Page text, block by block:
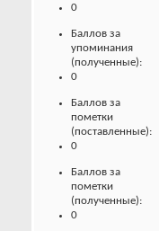
0
Баллов за
упоминания
(полученные):
0
Баллов за
пометки
(поставленные):
0
Баллов за
пометки
(полученные):
0